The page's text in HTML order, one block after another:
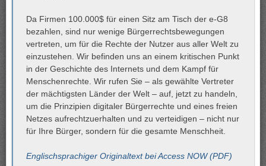
Da Firmen 100.000$ für einen Sitz am Tisch der e-G8
bezahlen, sind nur wenige Bürgerrechtsbewegungen
vertreten, um für die Rechte der Nutzer aus aller Welt zu
einzustehen. Wir befinden uns an einem kritischen Punkt
in der Geschichte des Internets und dem Kampf für
Menschenrechte. Wir rufen Sie – als gewählte Vertreter
der mächtigsten Länder der Welt – auf, jetzt zu handeln,
um die Prinzipien digitaler Bürgerrechte und eines freien
Netzes aufrechtzuerhalten und zu verteidigen – nicht nur
für Ihre Bürger, sondern für die gesamte Menschheit.
Englischsprachiger Originaltext bei Access NOW (PDF)